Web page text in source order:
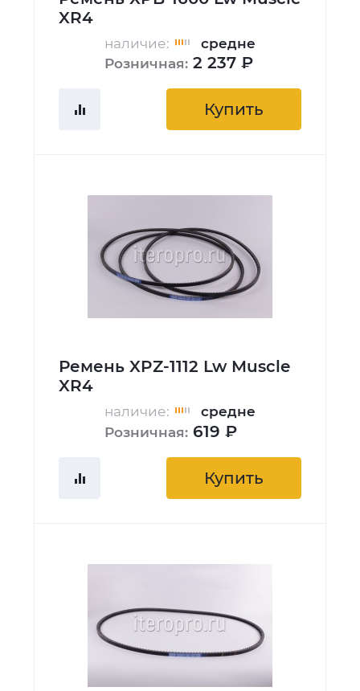
XR4
наличие:
средне
Розничная: 2 237 ₽
Купить
Ремень XPZ-1112 Lw Muscle
XR4
наличие:
средне
Розничная: 619 ₽
Купить